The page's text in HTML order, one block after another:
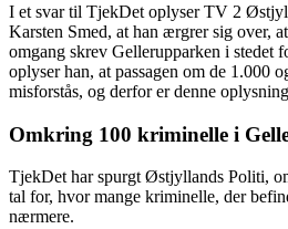
I et svar til TjekDet oplyser TV 2
Karsten Smed, at han ærgrer sig over,
omgang skrev Gellerupparken i stedet
oplyser han, at passagen om de 1.000
misforstås, og derfor er denne
Omkring 100 kriminelle i
TjekDet har spurgt Østjyllands Politi,
tal for, hvor mange kriminelle, der
nærmere.